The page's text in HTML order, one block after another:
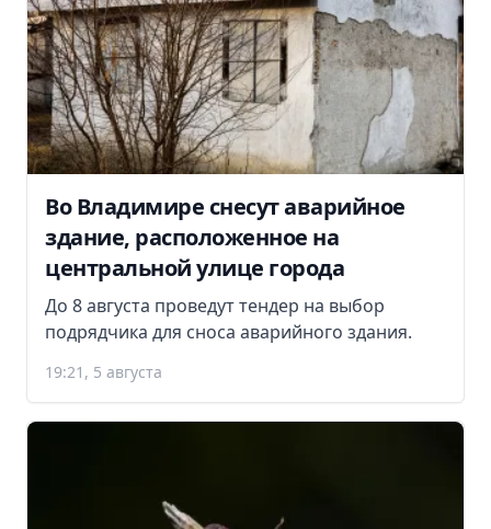
Во Владимире снесут аварийное
здание, расположенное на
центральной улице города
До 8 августа проведут тендер на выбор
подрядчика для сноса аварийного здания.
19:21, 5 августа